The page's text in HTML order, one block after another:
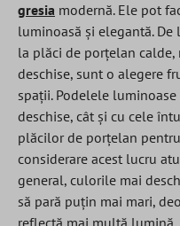
gresia modernă. Ele pot
luminoasă și elegantă.
la plăci de porțelan
deschise, sunt o alegere
spații. Podelele
deschise, cât și cu cele
plăcilor de porțelan
considerare acest lucru
general, culorile mai
să pară puțin mai mari,
reflectă mai multă